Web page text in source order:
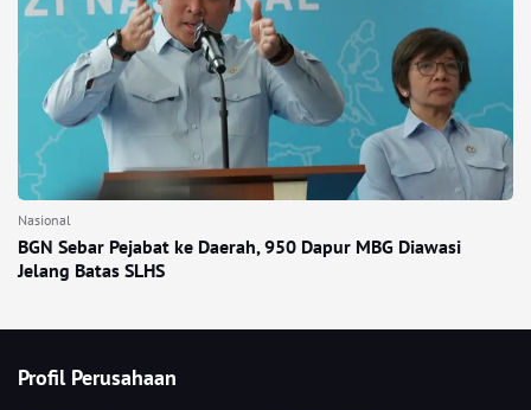
Nasional
BGN Sebar Pejabat ke Daerah, 950 Dapur MBG Diawasi
Jelang Batas SLHS
Profil Perusahaan